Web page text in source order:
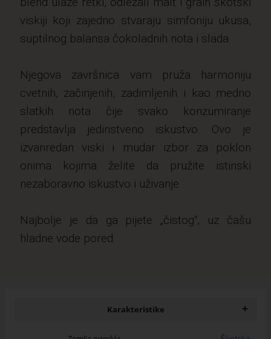
viskiji koji zajedno stvaraju simfoniju ukusa,
suptilnog balansa čokoladnih nota i slada.
Njegova završnica vam pruža harmoniju
cvetnih, začinjenih, zadimljenih i kao medno
slatkih nota čije svako konzumiranje
predstavlja jedinstveno iskustvo. Ovo je
izvanredan viski i mudar izbor za poklon
onima kojima želite da pružite istinski
nezaboravno iskustvo i uživanje.
Najbolje je da ga pijete „čistog“, uz čašu
hladne vode pored.
Karakteristike +